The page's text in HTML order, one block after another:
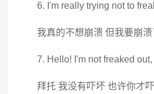
6. I'm really trying not to
我真的不想崩溃 但我要崩溃
7. Hello! I'm not freaked
拜托 我没有吓坏 也许你才